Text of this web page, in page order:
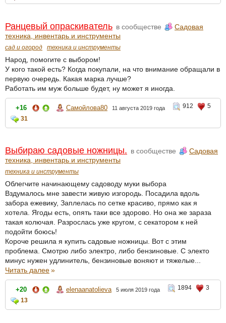
Ранцевый опраскиватель в сообществе
Садовая
техника, инвентарь и инструменты
сад и огород техника и инструменты
Народ, помогите с выбором!
У кого такой есть? Когда покупали, на что внимание обращали в
первую очередь. Какая марка лучше?
Работать им муж больше будет, ну может я иногда.
+16 Самойлова80 11 августа 2019 года 912
5
31
Выбираю садовые ножницы. в сообществе
Садовая
техника, инвентарь и инструменты
техника и инструменты
Облегчите начинающему садоводу муки выбора
Вздумалось мне завести живую изгородь. Посадила вдоль
забора ежевику, Заплелась по сетке красиво, прямо как я
хотела. Ягоды есть, опять таки все здорово. Но она же зараза
такая колючая. Разрослась уже кругом, с секатором к ней
подойти боюсь!
Короче решила я купить садовые ножницы. Вот с этим
проблема. Смотрю либо электро, либо бензиновые. С электо
минус нужен удлинитель, бензиновые воняют и тяжелые...
Читать далее»
+20 elenaanatolieva 5 июля 2019 года 1894
3
13